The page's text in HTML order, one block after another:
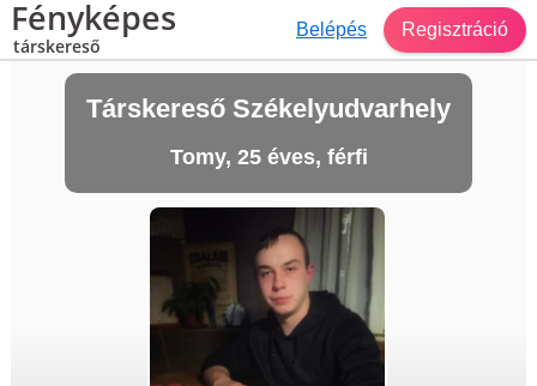
Fényképes
társkereső
Belépés Regisztráció
Társkereső Székelyudvarhely
Tomy, 25 éves, férfi